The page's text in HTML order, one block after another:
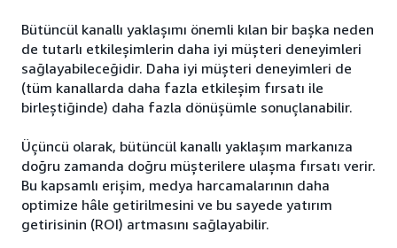
Bütüncül kanallı yaklaşımı önemli kılan bir başka neden
de tutarlı etkileşimlerin daha iyi müşteri deneyimleri
sağlayabileceğidir. Daha iyi müşteri deneyimleri de
(tüm kanallarda daha fazla etkileşim fırsatı ile
birleştiğinde) daha fazla dönüşümle sonuçlanabilir.
Üçüncü olarak, bütüncül kanallı yaklaşım markanıza
doğru zamanda doğru müşterilere ulaşma fırsatı verir.
Bu kapsamlı erişim, medya harcamalarının daha
optimize hâle getirilmesini ve bu sayede yatırım
getirisinin (ROI) artmasını sağlayabilir.